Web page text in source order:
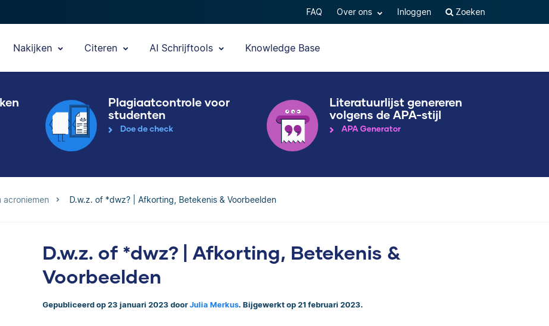
FAQ Over ons Inloggen Zoeken
Nakijken Citeren AI Schrijftools Knowledge Base
Plagiaatcontrole voor
studenten
Doe de check
Literatuurlijst genereren
volgens de APA-stijl
APA Generator
acroniemen D.w.z. of *dwz? | Afkorting, Betekenis & Voorbeelden
D.w.z. of *dwz? | Afkorting, Betekenis &
Voorbeelden
Gepubliceerd op 23 januari 2023 door Julia Merkus. Bijgewerkt op 21 februari 2023.